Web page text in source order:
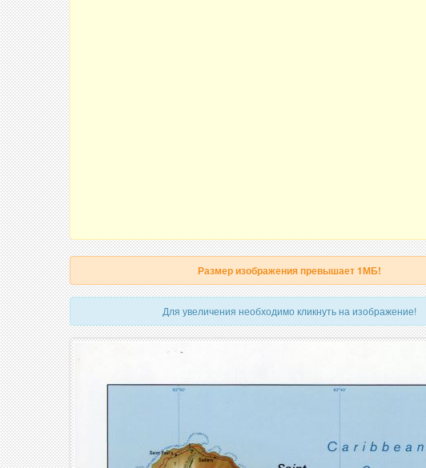
Размер изображения превышает 1МБ!
Для увеличения необходимо кликнуть на изображение!